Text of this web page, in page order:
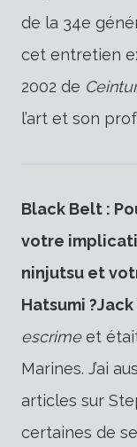
de la 34e
cet entretien
2002 de
l’art et son
Black Belt :
votre
ninjutsu et
Hatsumi ?Jack
escrimeet
Marines. J’ai
articles sur
certaines de